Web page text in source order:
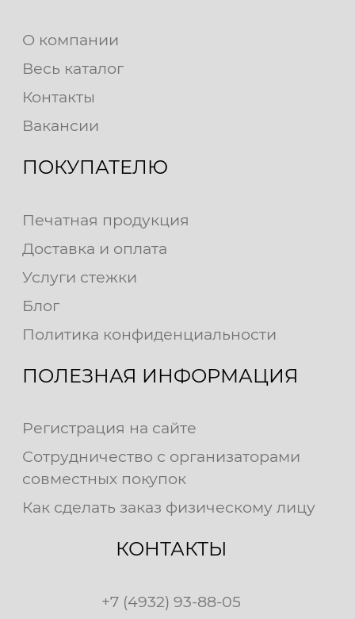
О компании
Весь каталог
Контакты
Вакансии
ПОКУПАТЕЛЮ
Печатная продукция
Доставка и оплата
Услуги стежки
Блог
Политика конфиденциальности
ПОЛЕЗНАЯ ИНФОРМАЦИЯ
Регистрация на сайте
Сотрудничество с организаторами
совместных покупок
Как сделать заказ физическому лицу
КОНТАКТЫ
+7 (4932) 93-88-05